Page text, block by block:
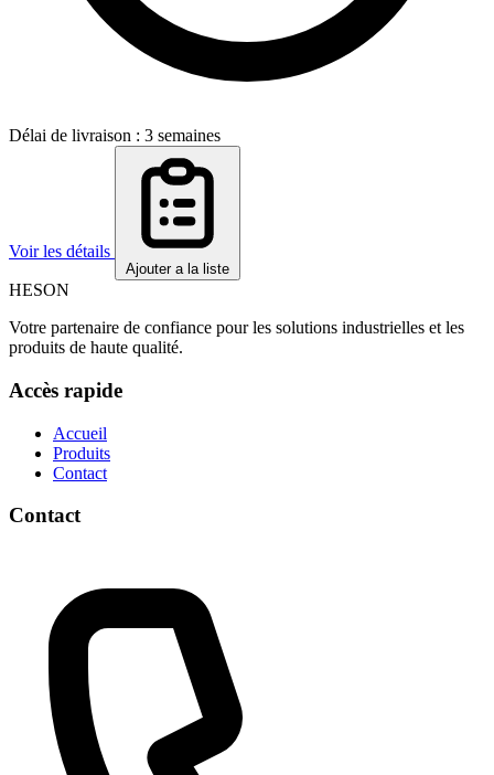
Délai de livraison : 3 semaines
Voir les détails
Ajouter a la liste
HESON
Votre partenaire de confiance pour les solutions industrielles et les
produits de haute qualité.
Accès rapide
Accueil
Produits
Contact
Contact